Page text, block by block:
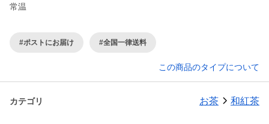
常温
#ポストにお届け #全国一律送料
この商品のタイプについて
カテゴリ お茶 和紅茶